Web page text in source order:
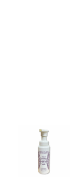
加入購物
車